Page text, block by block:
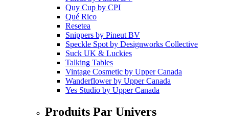
Quy Cup by CPI
Qué Rico
Resetea
Snippers by Pineut BV
Speckle Spot by Designworks Collective
Suck UK & Luckies
Talking Tables
Vintage Cosmetic by Upper Canada
Wanderflowerby Upper Canada
Yes Studio by Upper Canada
Produits Par Univers